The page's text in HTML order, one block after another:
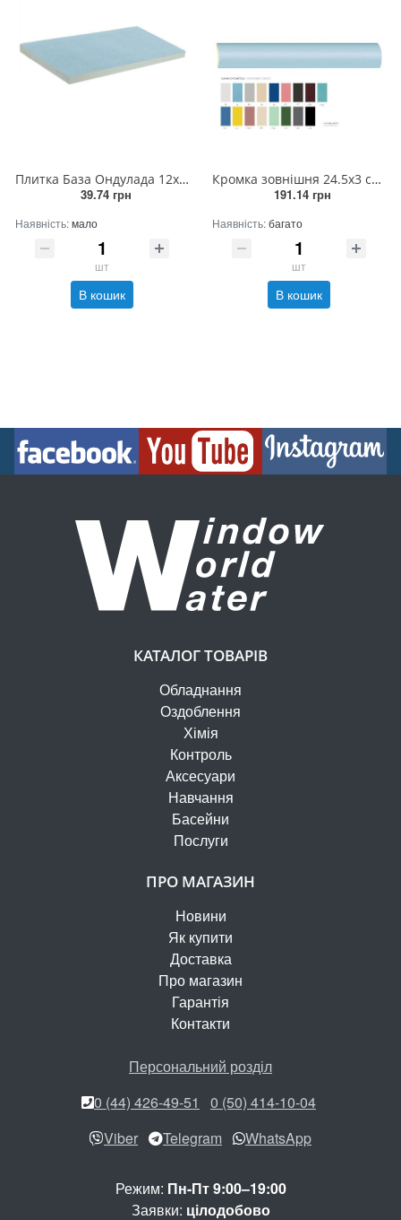
Плитка База Ондулада 12x24.5х0.9см (блакитна) Антисліп м'яка
39.74 грн
Наявність:мало
шт
В кошик
Кромка зовнішня 24.5х3 см, R3 см (біла)
191.14 грн
Наявність:багато
шт
В кошик
КАТАЛОГ ТОВАРІВ
Обладнання
Оздоблення
Хімія
Контроль
Аксесуари
Навчання
Басейни
Послуги
ПРО МАГАЗИН
Новини
Як купити
Доставка
Про магазин
Гарантія
Контакти
Персональний розділ
0 (44) 426-49-51
0 (50) 414-10-04
Viber
Telegram WhatsApp
Режим: Пн-Пт 9:00–19:00
Заявки: цілодобово